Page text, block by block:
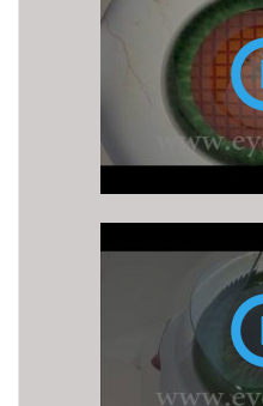
καταρράκτη
FEMTO